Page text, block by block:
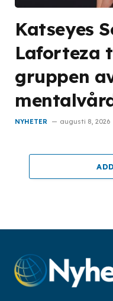
Katseyes
Laforteza
gruppen
NYHETER augusti 8, 2026